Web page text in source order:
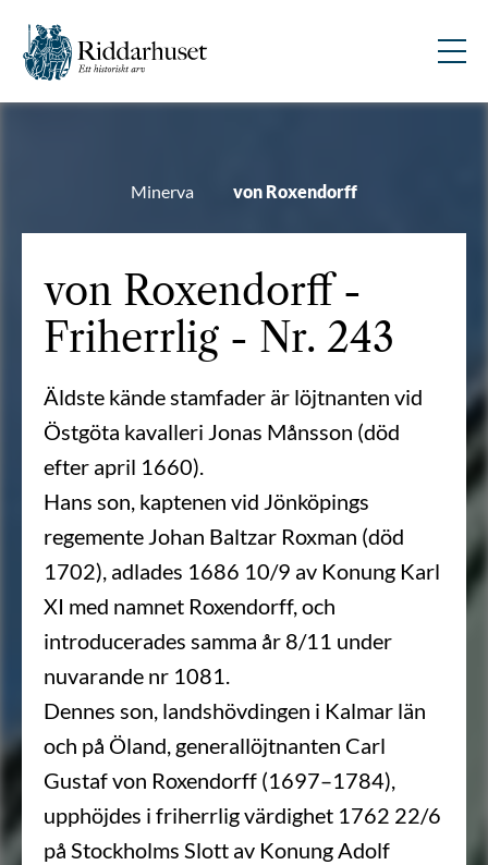
Minerva von Roxendorff
von Roxendorff -
Friherrlig - Nr. 243
Äldste kände stamfader är löjtnanten vid
Östgöta kavalleri Jonas Månsson (död
efter april 1660).
Hans son, kaptenen vid Jönköpings
regemente Johan Baltzar Roxman (död
1702), adlades 1686 10/9 av Konung Karl
XI med namnet Roxendorff, och
introducerades samma år 8/11 under
nuvarande nr 1081.
Dennes son, landshövdingen i Kalmar län
och på Öland, generallöjtnanten Carl
Gustaf von Roxendorff (1697–1784),
upphöjdes i friherrlig värdighet 1762 22/6
på Stockholms Slott av Konung Adolf